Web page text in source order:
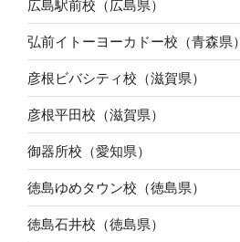
広島駅前校（広島県）
弘前イトーヨーカドー校（青森県）
彦根ビバシティ校（滋賀県）
彦根平田校（滋賀県）
御器所校（愛知県）
徳島ゆめタウン校（徳島県）
徳島石井校（徳島県）